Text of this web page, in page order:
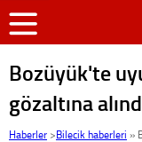
Bozüyük'te
gözaltına
Haberler >Bilecik haberleri »